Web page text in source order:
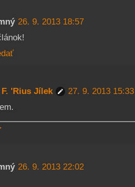
26. 9. 2013 18:57
F. 'Rius Jílek
27. 9. 2013 15:33
26. 9. 2013 22:02